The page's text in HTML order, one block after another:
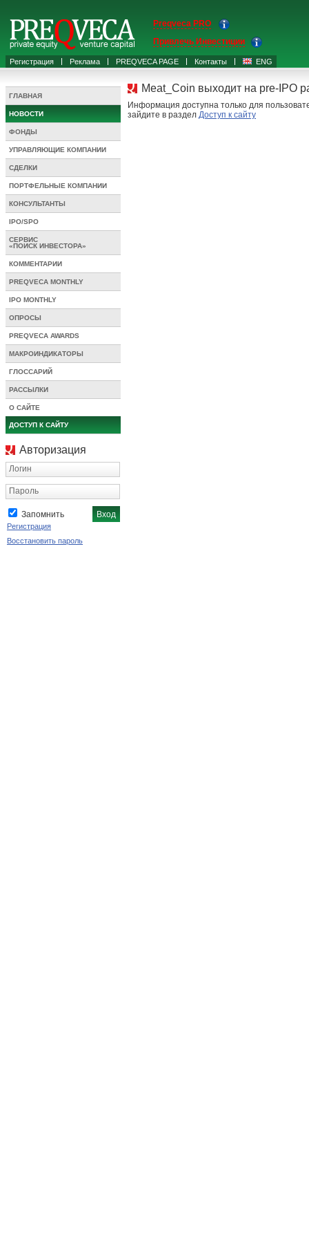
Регистрация Реклама PREQVECA PAGE Контакты ENG
Preqveca PRO
Привлечь Инвестиции
ГЛАВНАЯ
НОВОСТИ
ФОНДЫ
УПРАВЛЯЮЩИЕ КОМПАНИИ
СДЕЛКИ
ПОРТФЕЛЬНЫЕ КОМПАНИИ
КОНСУЛЬТАНТЫ
IPO/SPO
СЕРВИС
«ПОИСК ИНВЕСТОРА»
КОММЕНТАРИИ
PREQVECA MONTHLY
IPO MONTHLY
ОПРОСЫ
PREQVECA AWARDS
МАКРОИНДИКАТОРЫ
ГЛОССАРИЙ
РАССЫЛКИ
О САЙТЕ
ДОСТУП К САЙТУ
Авторизация
Логин
Пароль
Запомнить
Регистрация
Восстановить пароль
Meat_Coin выходит на pre-IPO
Информация доступна только для
зайдите в раздел Доступ к сайту